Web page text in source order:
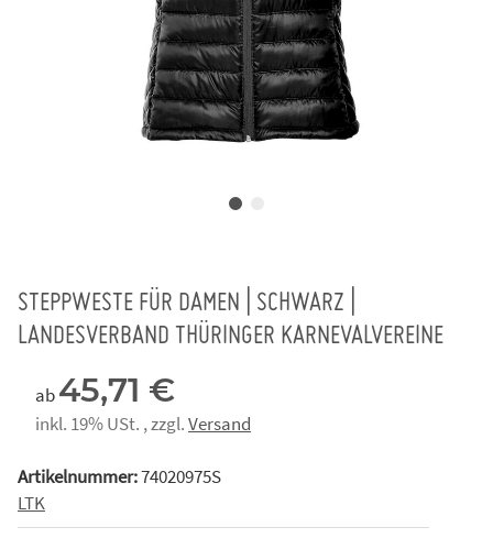
STEPPWESTE FÜR DAMEN | SCHWARZ |
LANDESVERBAND THÜRINGER KARNEVALVEREINE
ab45,71 €
inkl. 19% USt. , zzgl.Versand
Artikelnummer:74020975S
LTK